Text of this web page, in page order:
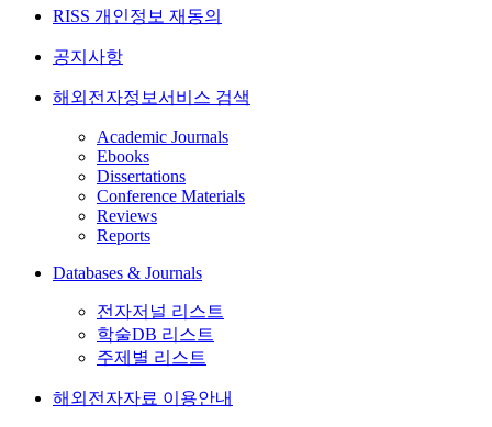
RISS 개인정보 재동의
공지사항
해외전자정보서비스 검색
Academic Journals
Ebooks
Dissertations
Conference Materials
Reviews
Reports
Databases & Journals
전자저널 리스트
학술DB 리스트
주제별 리스트
해외전자자료 이용안내